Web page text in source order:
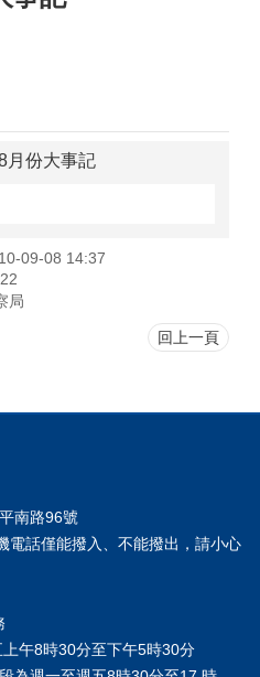
月份大事記
09-08 14:37
局
回上一頁
南路96號
電話僅能撥入、不能撥出，請小心
午8時30分至下午5時30分